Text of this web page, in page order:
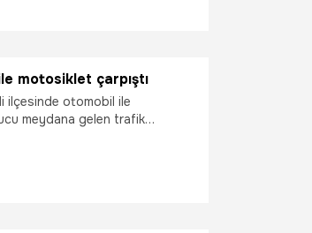
motosiklet çarpıştı
ilçesinde otomobil ile
meydana gelen trafik